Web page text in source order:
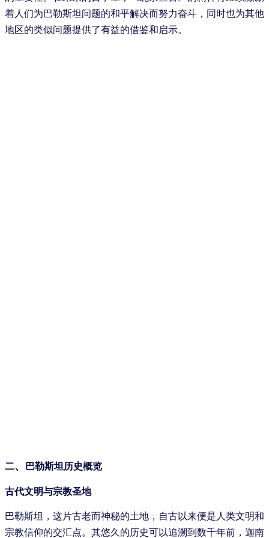
着人们为巴勒斯坦问题的和平解决而努力奋斗，同时也为其他
地区的类似问题提供了有益的借鉴和启示。
二、 巴勒斯坦历史概览
古代文明与宗教圣地
巴勒斯坦，这片古老而神秘的土地，自古以来便是人类文明和
宗教信仰的交汇点。其悠久的历史可以追溯到数千年前，迦南